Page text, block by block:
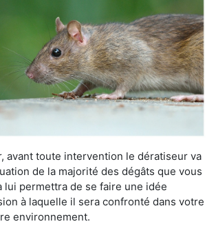
avant toute intervention le dératiseur va
de la majorité des dégâts que vous
lui permettra de se faire une idée
à laquelle il sera confronté dans votre
environnement.